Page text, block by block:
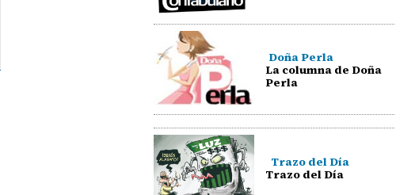
Doña Perla
La columna de Doña
Perla
Trazo del Día
Trazo del Día